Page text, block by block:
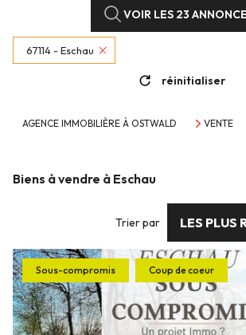
VOIR LES 23
67114 - Eschau
réinitialiser
AGENCE IMMOBILIÈRE À OSTWALD VENTE
Biens à vendre à Eschau
Trier par LES PLUS
Sous-compromis Coup de coeur